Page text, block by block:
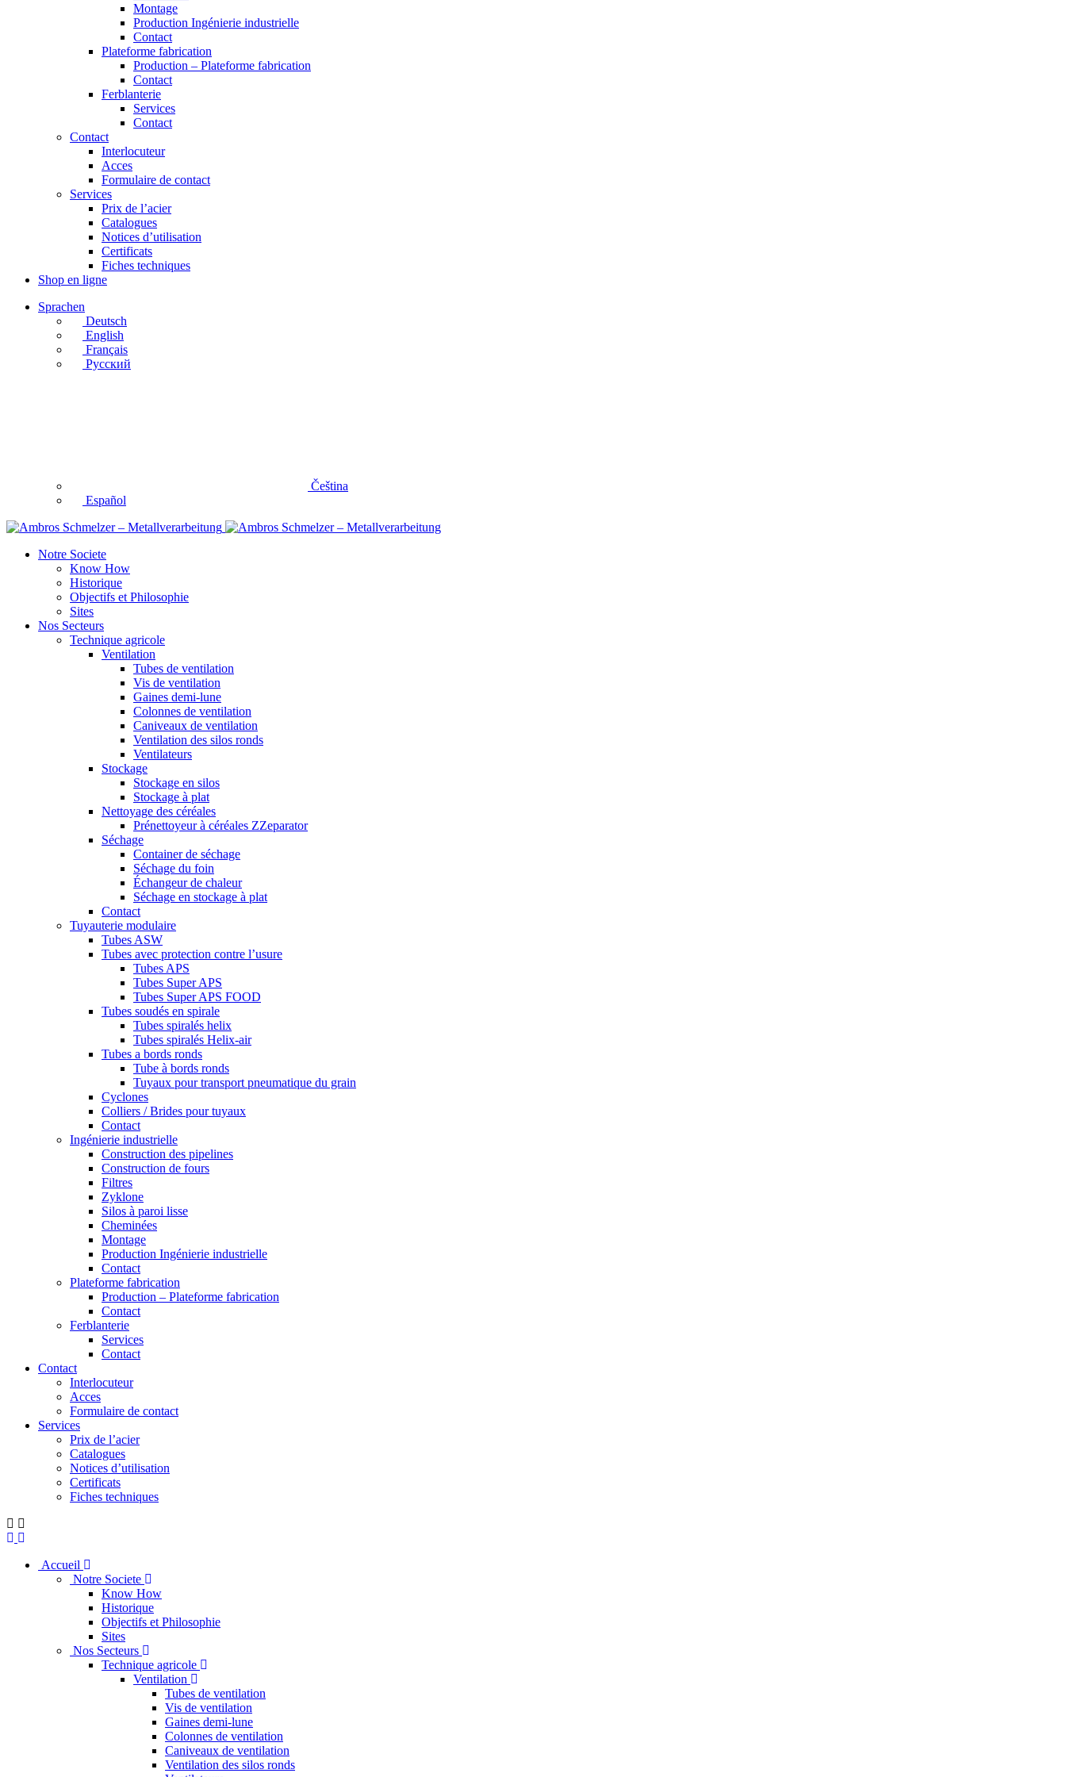
Montage
Production Ingénierie industrielle
Contact
Plateforme fabrication
Production – Plateforme fabrication
Contact
Ferblanterie
Services
Contact
Contact
Interlocuteur
Acces
Formulaire de contact
Services
Prix de l’acier
Catalogues
Notices d’utilisation
Certificats
Fiches techniques
Shop en ligne
Sprachen
Deutsch
English
Français
Русский
Čeština
Español
Notre Societe
Know How
Historique
Objectifs et Philosophie
Sites
Nos Secteurs
Technique agricole
Ventilation
Tubes de ventilation
Vis de ventilation
Gaines demi-lune
Colonnes de ventilation
Caniveaux de ventilation
Ventilation des silos ronds
Ventilateurs
Stockage
Stockage en silos
Stockage à plat
Nettoyage des céréales
Prénettoyeur à céréales ZZeparator
Séchage
Container de séchage
Séchage du foin
Échangeur de chaleur
Séchage en stockage à plat
Contact
Tuyauterie modulaire
Tubes ASW
Tubes avec protection contre l’usure
Tubes APS
Tubes Super APS
Tubes Super APS FOOD
Tubes soudés en spirale
Tubes spiralés helix
Tubes spiralés Helix-air
Tubes a bords ronds
Tube à bords ronds
Tuyaux pour transport pneumatique du grain
Cyclones
Colliers / Brides pour tuyaux
Contact
Ingénierie industrielle
Construction des pipelines
Construction de fours
Filtres
Zyklone
Silos à paroi lisse
Cheminées
Montage
Production Ingénierie industrielle
Contact
Plateforme fabrication
Production – Plateforme fabrication
Contact
Ferblanterie
Services
Contact
Contact
Interlocuteur
Acces
Formulaire de contact
Services
Prix de l’acier
Catalogues
Notices d’utilisation
Certificats
Fiches techniques
Accueil
Notre Societe
Know How
Historique
Objectifs et Philosophie
Sites
Nos Secteurs
Technique agricole
Ventilation
Tubes de ventilation
Vis de ventilation
Gaines demi-lune
Colonnes de ventilation
Caniveaux de ventilation
Ventilation des silos ronds